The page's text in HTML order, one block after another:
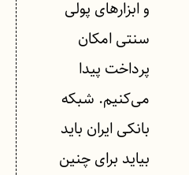
و ابزارهای پولی
سنتی امکان
پرداخت پیدا
می‌کنیم. شبکه
بانکی ایران باید
بیاید برای چنین